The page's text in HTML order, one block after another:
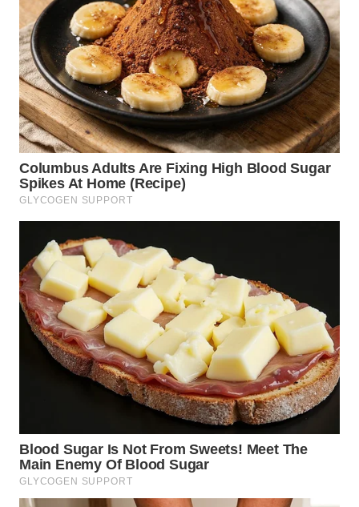
WN
MALUKU
WN
MALUT
WN
DAIRI
WN
DANAU
TOBA
WN
NIAS
WN
LANGKAT
WN
TANJUNG